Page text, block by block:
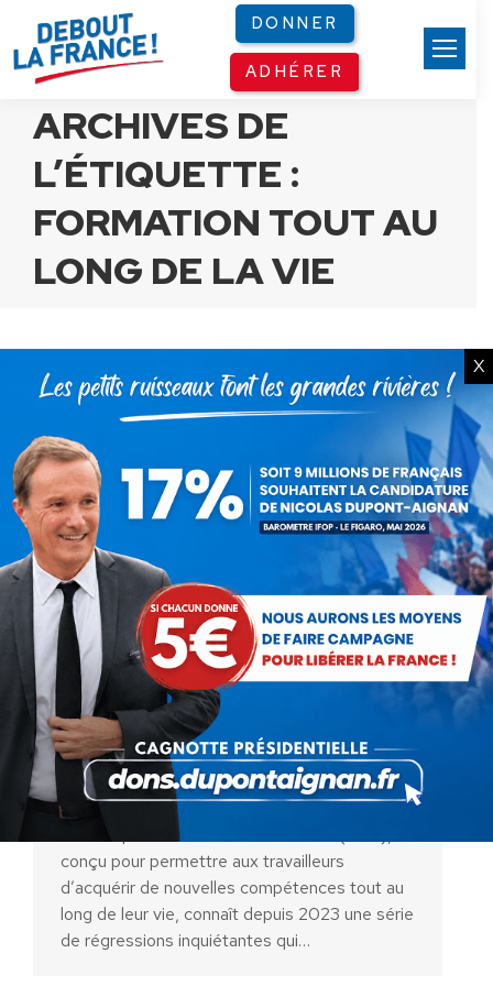
DONNER
ADHÉRER
ARCHIVES DE
L’ÉTIQUETTE :
FORMATION TOUT AU
LONG DE LA VIE
La régression du compte
personnel de formation : Un
signe inquiétant pour l’avenir
professionnel des Français
Actualités ParMaël Camerlynck
2 septembre 2024
Le Compte Personnel de Formation (CPF),
conçu pour permettre aux travailleurs
d’acquérir de nouvelles compétences tout au
long de leur vie, connaît depuis 2023 une série
de régressions inquiétantes qui…
X
Panneau de gestion des cookies